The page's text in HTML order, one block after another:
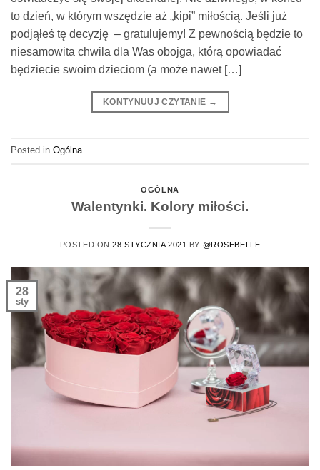
to dzień, w którym wszędzie aż „kipi” miłością. Jeśli już
podjąłeś tę decyzję – gratulujemy! Z pewnością będzie to
niesamowita chwila dla Was obojga, którą opowiadać
będziecie swoim dzieciom (a może nawet […]
KONTYNUUJ CZYTANIE →
Posted in Ogólna
OGÓLNA
Walentynki. Kolory miłości.
POSTED ON28 STYCZNIA 2021 BY @ROSEBELLE
28
sty